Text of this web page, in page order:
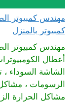
كمبيوتر بالمنزل
مهندس كمبيوتر
أعطال
الشاشة السوداء
الرسومات ،
مشاكل الحرارة